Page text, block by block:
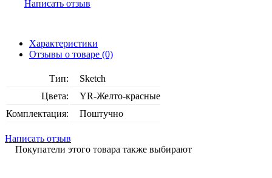
Написать отзыв
Характеристики
Отзывы о товаре (0)
Тип:
Sketch
Цвета:
YR-Желто-красные
Комплектация:
Поштучно
Написать отзыв
Покупатели этого товара также выбирают